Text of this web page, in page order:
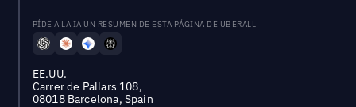
PÍDE A LA IA UN RESUMEN DE ESTA PÁGINA DE UBERALL
EE.UU.
Carrer de Pallars 108,
08018 Barcelona, Spain